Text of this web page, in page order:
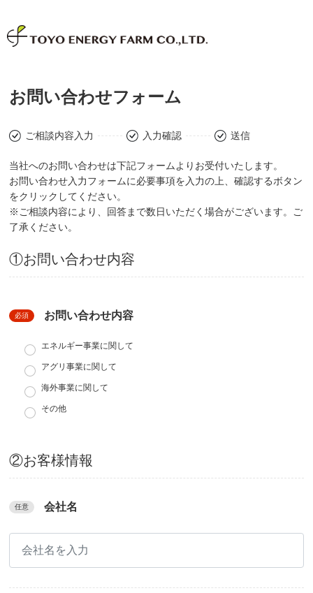
お問い合わせフォーム
ご相談内容入力 入力確認 送信
当社へのお問い合わせは下記フォームよりお受付いたします。
お問い合わせ入力フォームに必要事項を入力の上、確認するボタン
をクリックしてください。
※ご相談内容により、回答まで数日いただく場合がございます。ご
了承ください。
①お問い合わせ内容
必須 お問い合わせ内容
エネルギー事業に関して
アグリ事業に関して
海外事業に関して
その他
②お客様情報
任意 会社名